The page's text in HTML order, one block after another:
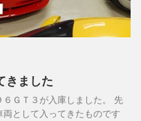
きました
６ＧＴ３が入庫しました。 先
として入ってきたものです